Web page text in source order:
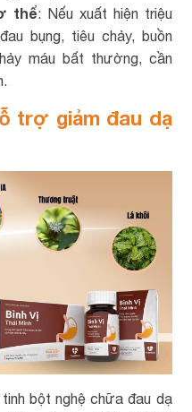
thể: Nếu xuất hiện triệu
bụng, tiêu chảy, buồn
máu bất thường, cần
trợ giảm đau dạ
bột nghệ chữa đau dạ